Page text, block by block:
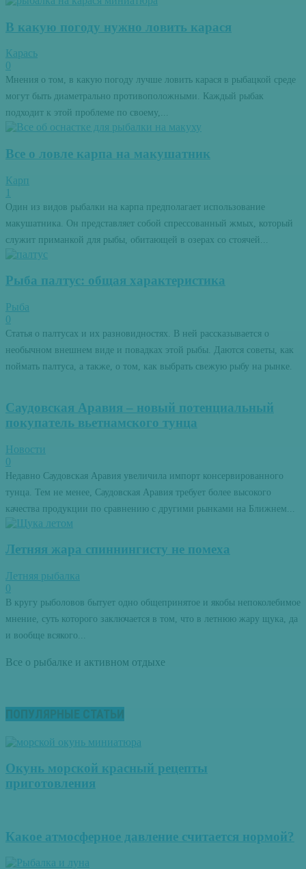
В какую погоду нужно ловить карася
Карась
0
Мнения о том, в какую погоду лучше ловить карася в рыбацкой среде
могут быть диаметрально противоположными. Каждый рыбак
подходит к этой проблеме по своему,...
Все о ловле карпа на макушатник
Карп
1
Один из видов рыбалки на карпа предполагает использование
макушатника. Он представляет собой спрессованный жмых, который
служит приманкой для рыбы, обитающей в озерах со стоячей...
Рыба палтус: общая характеристика
Рыба
0
Статья о палтусах и их разновидностях. В ней рассказывается о
необычном внешнем виде и повадках этой рыбы. Даются советы, как
поймать палтуса, а также, о том, как выбрать свежую рыбу на рынке.
Саудовская Аравия – новый потенциальный
покупатель вьетнамского тунца
Новости
0
Недавно Саудовская Аравия увеличила импорт консервированного
тунца. Тем не менее, Саудовская Аравия требует более высокого
качества продукции по сравнению с другими рынками на Ближнем...
Летняя жара спиннингисту не помеха
Летняя рыбалка
0
В кругу рыболовов бытует одно общепринятое и якобы непоколебимое
мнение, суть которого заключается в том, что в летнюю жару щука, да
и вообще всякого...
Все о рыбалке и активном отдыхе
ПОПУЛЯРНЫЕ СТАТЬИ
Окунь морской красный рецепты
приготовления
Какое атмосферное давление считается нормой?